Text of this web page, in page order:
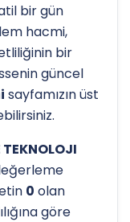
bir gün
hacmi,
bir
güncel
sayfamızın üst
TEKNOLOJI
0 olan
göre